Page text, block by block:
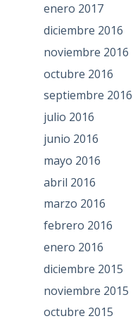
enero 2017
diciembre 2016
noviembre 2016
octubre 2016
septiembre 2016
julio 2016
junio 2016
mayo 2016
abril 2016
marzo 2016
febrero 2016
enero 2016
diciembre 2015
noviembre 2015
octubre 2015